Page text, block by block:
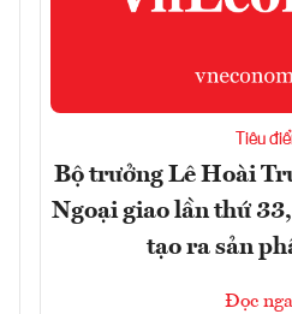
Tiêu
Bộ trưởng Lê Hoài
Ngoại giao lần thứ
tạo ra sản
Đọc